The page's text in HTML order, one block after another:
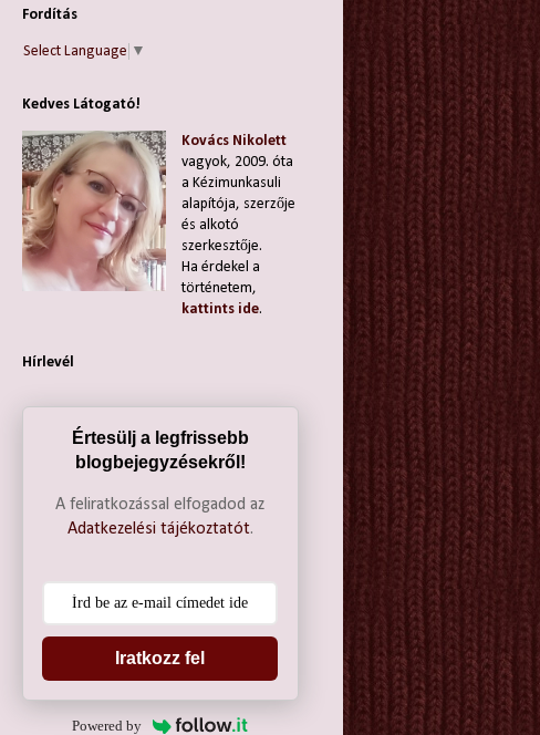
Fordítás
Select Language ▼
Kedves Látogató!
Kovács Nikolett
vagyok, 2009. óta
a Kézimunkasuli
alapítója, szerzője
és alkotó
szerkesztője.
Ha érdekel a
történetem,
kattints ide.
Hírlevél
Értesülj a legfrissebb
blogbejegyzésekről!
A feliratkozással elfogadod az
Adatkezelési tájékoztatót.
Iratkozz fel
Powered by